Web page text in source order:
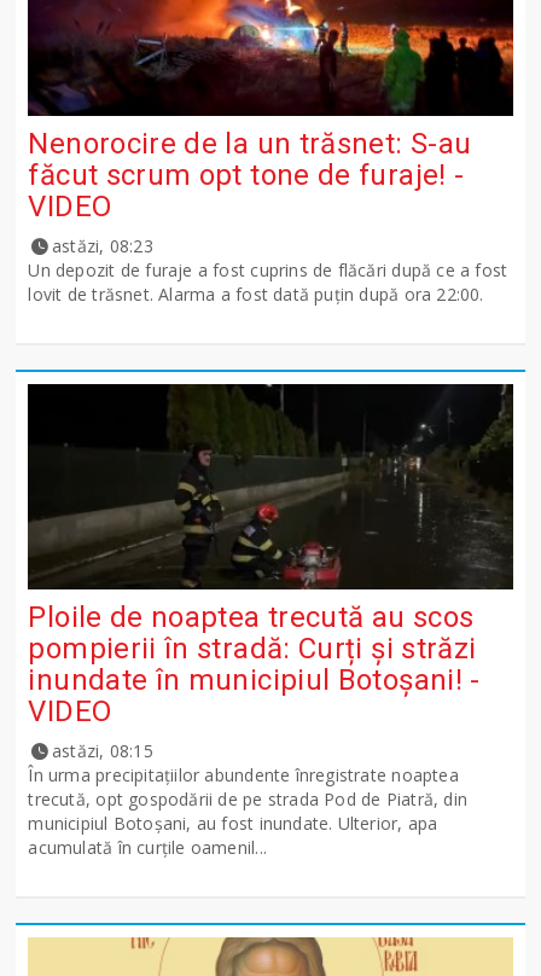
Nenorocire de la un trăsnet: S-au
făcut scrum opt tone de furaje! -
VIDEO
astăzi, 08:23
Un depozit de furaje a fost cuprins de flăcări după ce a fost
lovit de trăsnet. Alarma a fost dată puțin după ora 22:00.
Ploile de noaptea trecută au scos
pompierii în stradă: Curți și străzi
inundate în municipiul Botoșani! -
VIDEO
astăzi, 08:15
În urma precipitațiilor abundente înregistrate noaptea
trecută, opt gospodării de pe strada Pod de Piatră, din
municipiul Botoșani, au fost inundate. Ulterior, apa
acumulată în curțile oamenil...